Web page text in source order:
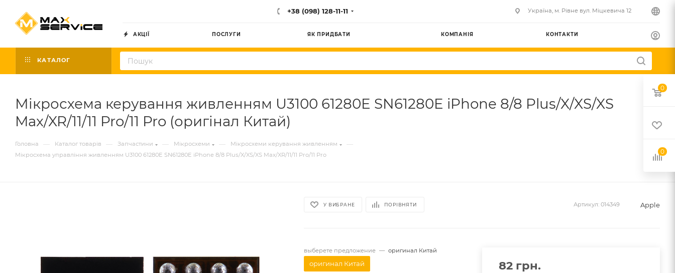
+38 (098) 128-11-11 Українa, м. Рівне вул. Міцкевича 12
АКЦІЇ ПОСЛУГИ ЯК ПРИДБАТИ КОМПАНІЯ КОНТАКТИ
КАТАЛОГ
Мікросхема керування живленням U3100 61280E SN61280E iPhone 8/8 Plus/X/XS/XS
Max/XR/11/11 Pro/11 Pro (оригінал Китай)
Головна — Каталог товарів — Запчастини — Мікросхеми — Мікросхеми керування живленням —
Мікросхема управління живленням U3100 61280E SN61280E iPhone 8/8 Plus/X/XS/XS Max/XR/11/11 Pro/11 Pro
У ВИБРАНЕ ПОРІВНЯТИ Артикул: 014349 Apple
выберете предложение — оригинал Китай
оригинал Китай 82грн.
0
0